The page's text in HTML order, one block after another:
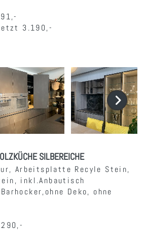
3.190,-
SILBEREICHE
Arbeitsplatte Recyle Stein,
inkl.Anbautisch
Deko, ohne